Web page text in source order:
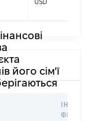
USD
його сім'ї